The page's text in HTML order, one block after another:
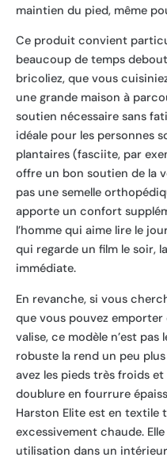
maintien du pied, même
Ce produit convient
beaucoup de temps
bricoliez, que vous
une grande maison à
soutien nécessaire sans
idéale pour les personnes
plantaires (fasciite, par
offre un bon soutien de la
pas une semelle
apporte un confort
l’homme qui aime lire le
qui regarde un film le soir,
immédiate.
En revanche, si vous
que vous pouvez emporter
valise, ce modèle n’est
robuste la rend un peu
avez les pieds très froids
doublure en fourrure
Harston Elite est en textile
excessivement chaude.
utilisation dans un